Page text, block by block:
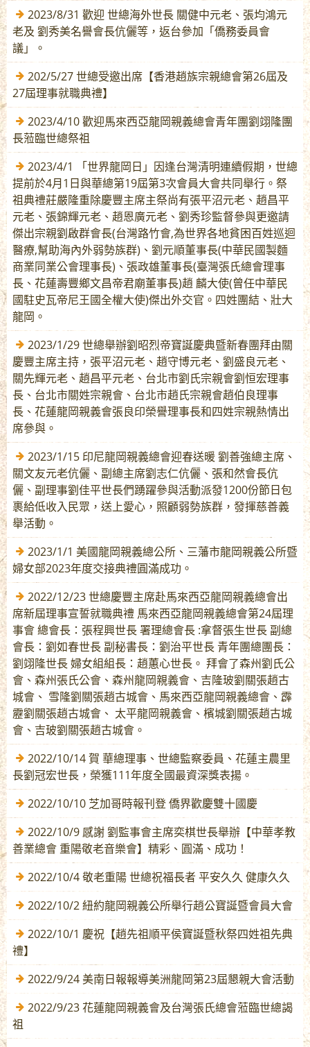
2023/8/31 歡迎 世總海外世長 關健中元老、張均鴻元
老及 劉秀美名譽會長伉儷等，返台參加「僑務委員會
議」。
202/5/27 世總受邀出席【香港趙族宗親總會第26屆及
27屆理事就職典禮】
2023/4/10 歡迎馬來西亞龍岡親義總會青年團劉翊隆團
長蒞臨世總祭祖
2023/4/1 「世界龍岡日」因逢台灣清明連續假期，世總
提前於4月1日與華總第19屆第3次會員大會共同舉行。祭
祖典禮莊嚴隆重除慶豐主席主祭尚有張平沼元老、趙昌平
元老、張錦輝元老、趙恩廣元老、劉秀珍監督參與更邀請
傑出宗親劉啟群會長(台灣路竹會,為世界各地貧困百姓巡迴
醫療,幫助海內外弱勢族群)、劉元順董事長(中華民國製麵
商業同業公會理事長)、張政雄董事長(臺灣張氏總會理事
長、花蓮壽豐鄉文昌帝君廟董事長)趙 麟大使(曾任中華民
國駐史瓦帝尼王國全權大使)傑出外交官。四姓團結、壯大
龍岡。
2023/1/29 世總舉辦劉昭烈帝寶誕慶典暨新春團拜由關
慶豐主席主持，張平沼元老、趙守博元老、劉盛良元老、
關先輝元老、趙昌平元老、台北市劉氏宗親會劉恒宏理事
長、台北市關姓宗親會、台北市趙氏宗親會趙伯良理事
長、花蓮龍岡親義會張良印榮譽理事長和四姓宗親熱情出
席參與。
2023/1/15 印尼龍岡親義總會迎春送暖 劉善強總主席、
關文友元老伉儷、副總主席劉志仁伉儷、張和然會長伉
儷、副理事劉佳平世長們踴躍參與活動派發1200份節日包
裹給低收入民眾，送上愛心，照顧弱勢族群，發揮慈善義
舉活動。
2023/1/1 美國龍岡親義總公所、三藩市龍岡親義公所暨
婦女部2023年度交接典禮圓滿成功。
2022/12/23 世總慶豐主席赴馬來西亞龍岡親義總會出
席新屆理事宣誓就職典禮 馬來西亞龍岡親義總會第24屆理
事會 總會長：張程興世長 署理總會長 :拿督張生世長 副總
會長：劉如春世長 副秘書長：劉治平世長 青年團總團長：
劉翊隆世長 婦女組組長：趙蕙心世長。 拜會了森州劉氏公
會、森州張氏公會、森州龍岡親義會、吉隆玻劉關張趙古
城會、 雪隆劉關張趙古城會、馬來西亞龍岡親義總會、霹
靂劉關張趙古城會、 太平龍岡親義會、檳城劉關張趙古城
會、吉玻劉關張趙古城會。
2022/10/14 賀 華總理事、世總監察委員、花蓮主農里
長劉冠宏世長，榮獲111年度全國最資深獎表揚。
2022/10/10 芝加哥時報刊登 僑界歡慶雙十國慶
2022/10/9 感謝 劉監事會主席奕棋世長舉辦【中華孝教
善業總會 重陽敬老音樂會】精彩、圓滿、成功！
2022/10/4 敬老重陽 世總祝福長者 平安久久 健康久久
2022/10/2 紐約龍岡親義公所舉行趙公寶誕暨會員大會
2022/10/1 慶祝【趙先祖順平侯寶誕暨秋祭四姓祖先典
禮】
2022/9/24 美南日報報導美洲龍岡第23屆懇親大會活動
2022/9/23 花蓮龍岡親義會及台灣張氏總會蒞臨世總謁
祖